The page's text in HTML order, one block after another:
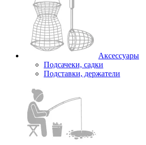
Аксессуары
Подсачеки, садки
Подставки, держатели